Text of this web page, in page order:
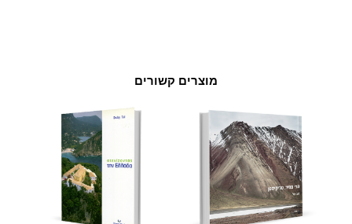
מוצרים קשורים